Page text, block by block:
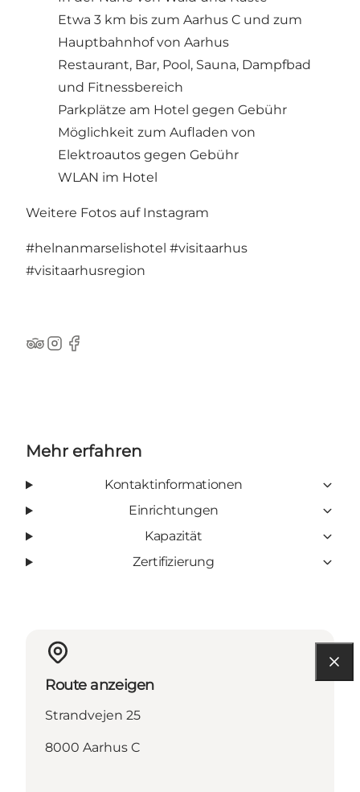
Etwa 3 km bis zum Aarhus C und zum
Hauptbahnhof von Aarhus
Restaurant, Bar, Pool, Sauna, Dampfbad
und Fitnessbereich
Parkplätze am Hotel gegen Gebühr
Möglichkeit zum Aufladen von
Elektroautos gegen Gebühr
WLAN im Hotel
Weitere Fotos auf Instagram
#helnanmarselishotel #visitaarhus
#visitaarhusregion
TripAdvisor
Instagram
Facebook
Mehr erfahren
Kontaktinformationen
Einrichtungen
Kapazität
Zertifizierung
Route anzeigen
Strandvejen 25
8000 Aarhus C